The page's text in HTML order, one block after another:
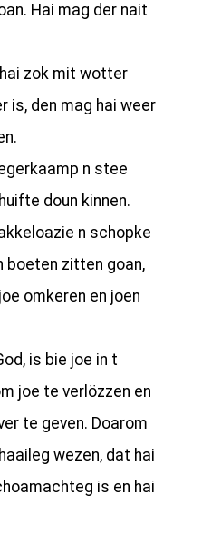
Hai mag der nait
zok mit wotter
is, den mag hai weer
n stee
doun kinnen.
n schopke
boeten zitten goan,
omkeren en joen
is bie joe in t
joe te verlözzen en
te geven. Doarom
wezen, dat hai
is en hai